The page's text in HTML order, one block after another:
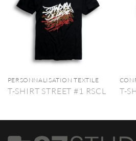
PERSONNALISATION TEXTILE
T-SHIRT STREET #1 RSCL T-